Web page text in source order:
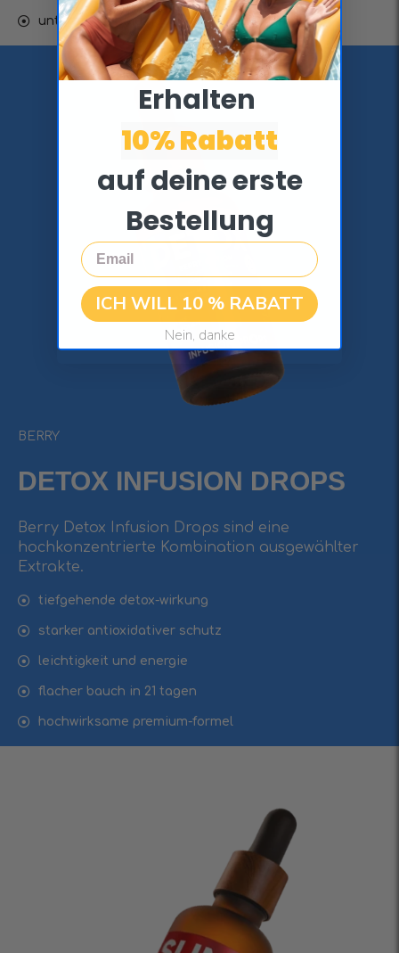
unterstützt eine gesunde verdauung
BERRY
DETOX INFUSIОN DROPS
Berry Detox Infusion Drops sind eine
hochkonzentrierte Kombination ausgewählter
Extrakte.
tiefgehende detox-wirkung
starker antioxidativer schutz
leichtigkeit und energie
flacher bauch in 21 tagen
hochwirksame premium-formel
Erhalten ​
10% Rabatt
auf deine erste
Bestellung
Email
ICH WILL 10 % RABATT
Nein, danke